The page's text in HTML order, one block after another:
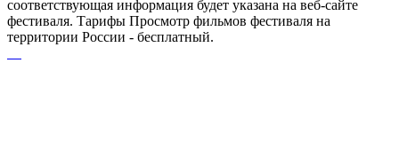
соответствующая информация будет указана на веб-сайте
фестиваля. Тарифы Просмотр фильмов фестиваля на
территории России - бесплатный.